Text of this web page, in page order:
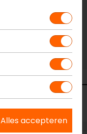
Alles accepteren